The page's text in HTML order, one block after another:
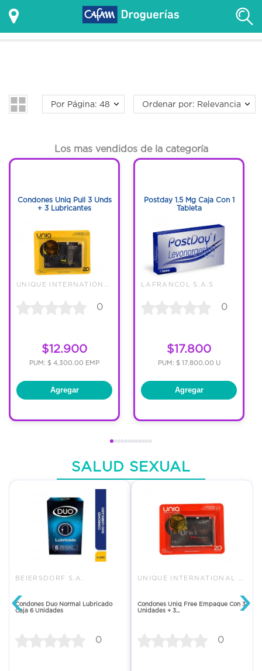
Por Página: 48 Ordenar por: Relevancia
Los mas vendidos de la categoría
‹
Condones Uniq Pull 3 Unds
+ 3 Lubricantes
0
$12.900
PUM: $ 4,300.00 EMP
Agregar
Postday 1.5 Mg Caja Con 1
Tableta
LAFRANCOL S.A.S
0
$17.800
PUM: $ 17,800.00 U
Agregar
›
SALUD SEXUAL
BEIERSDORF S.A.
Condones Duo Normal Lubricado
Caja 6 Unidades
0
Condones Uniq Free Empaque Con 3
Unidades + 3...
0